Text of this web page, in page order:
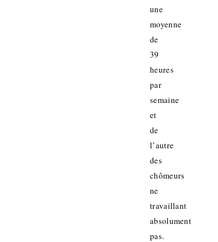
une
moyenne
de
39
heures
par
semaine
et
de
l’autre
des
chômeurs
ne
travaillant
absolument
pas.